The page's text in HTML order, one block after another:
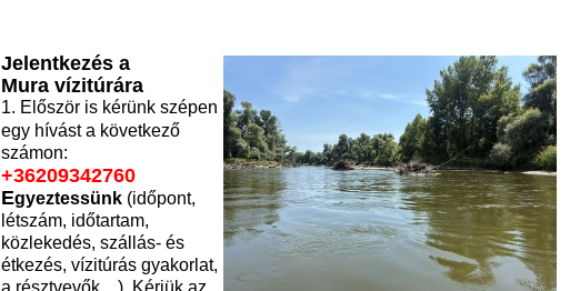
Jelentkezés a
Mura vízitúrára
1. Először is kérünk szépen
egy hívást a következő
számon: ​
+36209342760
Egyeztessünk (időpont,
létszám, időtartam,
közlekedés, szállás- és
étkezés, vízitúrás gyakorlat,
a résztvevők....). Kérjük az